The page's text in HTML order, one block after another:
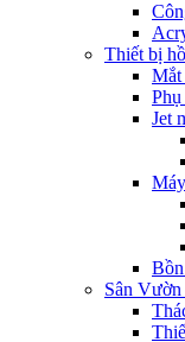
Thiết bị
Mắt
Jet
Sân